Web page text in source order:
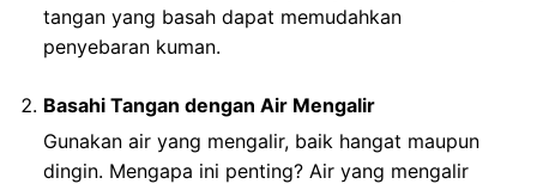
tangan yang basah dapat memudahkan
penyebaran kuman.
Basahi Tangan dengan Air Mengalir
Gunakan air yang mengalir, baik hangat maupun
dingin. Mengapa ini penting? Air yang mengalir